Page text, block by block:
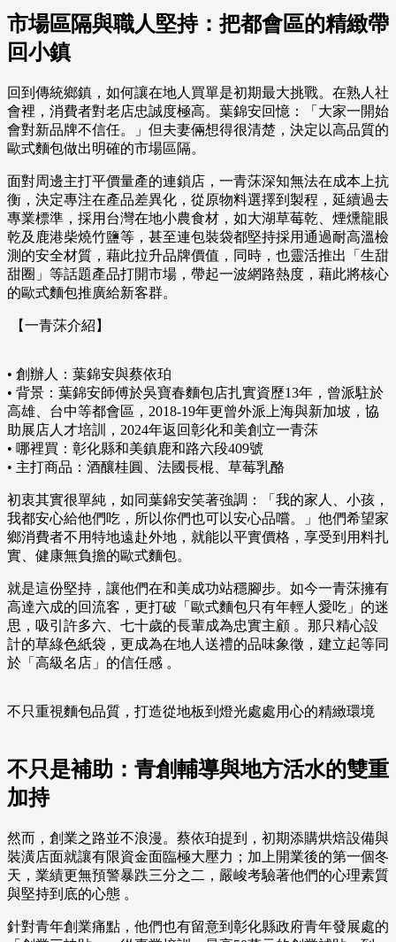
市場區隔與職人堅持：把都會區的精緻帶
回小鎮
回到傳統鄉鎮，如何讓在地人買單是初期最大挑戰。在熟人社
會裡，消費者對老店忠誠度極高。葉錦安回憶：「大家一開始
會對新品牌不信任。」但夫妻倆想得很清楚，決定以高品質的
歐式麵包做出明確的市場區隔。
面對周邊主打平價量產的連鎖店，一青莯深知無法在成本上抗
衡，決定專注在產品差異化，從原物料選擇到製程，延續過去
專業標準，採用台灣在地小農食材，如大湖草莓乾、煙燻龍眼
乾及鹿港柴燒竹鹽等，甚至連包裝袋都堅持採用通過耐高溫檢
測的安全材質，藉此拉升品牌價值，同時，也靈活推出「生甜
甜圈」等話題產品打開市場，帶起一波網路熱度，藉此將核心
的歐式麵包推廣給新客群。
【一青莯介紹】
• 創辦人：葉錦安與蔡依珀
• 背景：葉錦安師傅於吳寶春麵包店扎實資歷13年，曾派駐於
高雄、台中等都會區，2018-19年更曾外派上海與新加坡，協
助展店人才培訓，2024年返回彰化和美創立一青莯
• 哪裡買：彰化縣和美鎮鹿和路六段409號
• 主打商品：酒釀桂圓、法國長棍、草莓乳酪
初衷其實很單純，如同葉錦安笑著強調：「我的家人、小孩，
我都安心給他們吃，所以你們也可以安心品嚐。」他們希望家
鄉消費者不用特地遠赴外地，就能以平實價格，享受到用料扎
實、健康無負擔的歐式麵包。
就是這份堅持，讓他們在和美成功站穩腳步。如今一青莯擁有
高達六成的回流客，更打破「歐式麵包只有年輕人愛吃」的迷
思，吸引許多六、七十歲的長輩成為忠實主顧 。那只精心設
計的草綠色紙袋，更成為在地人送禮的品味象徵，建立起等同
於「高級名店」的信任感 。
不只重視麵包品質，打造從地板到燈光處處用心的精緻環境
不只是補助：青創輔導與地方活水的雙重
加持
然而，創業之路並不浪漫。蔡依珀提到，初期添購烘焙設備與
裝潢店面就讓有限資金面臨極大壓力；加上開業後的第一個冬
天，業績更無預警暴跌三分之二，嚴峻考驗著他們的心理素質
與堅持到底的心態 。
針對青年創業痛點，他們也有留意到彰化縣政府青年發展處的